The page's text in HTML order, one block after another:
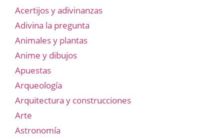
Acertijos y adivinanzas
Adivina la pregunta
Animales y plantas
Anime y dibujos
Apuestas
Arqueología
Arquitectura y construcciones
Arte
Astronomía